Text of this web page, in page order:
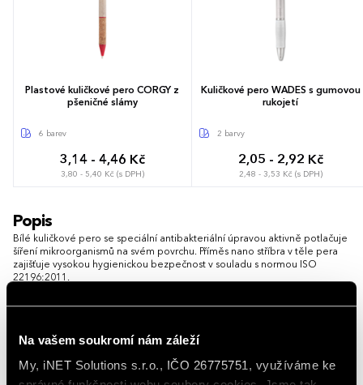
Na vašem soukromí nám záleží
My, iNET Solutions s.r.o., IČO 26775751, využíváme ke
Plastové kuličkové pero CORGY z
pšeničné slámy
6 barev
3,14 - 4,46 Kč
3,80 - 5,40 Kč (s DPH)
Kuličkové pero WADES s gumovou
rukojetí
2 barvy
2,05 - 2,92 Kč
2,48 - 3,53 Kč (s DPH)
Popis
Bílé kuličkové pero se speciální antibakteriální úpravou aktivně potlačuje
šíření mikroorganismů na svém povrchu. Příměs nano stříbra v těle pera
zajišťuje vysokou hygienickou bezpečnost v souladu s normou ISO
22196:2011.
Zajišťuje plynulé psaní modrým inkoustem a obsahuje praktický klip pro
požadavků. Rádi vám doporučíme nejvhodnější technologii potisku s
ohledem na design i váš rozpočet.